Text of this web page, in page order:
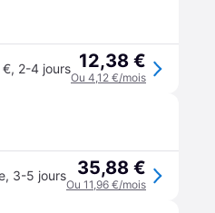
€, 2-4 jours 12,38 €
Ou 4,12 €/mois
, 3-5 jours 35,88 €
Ou 11,96 €/mois